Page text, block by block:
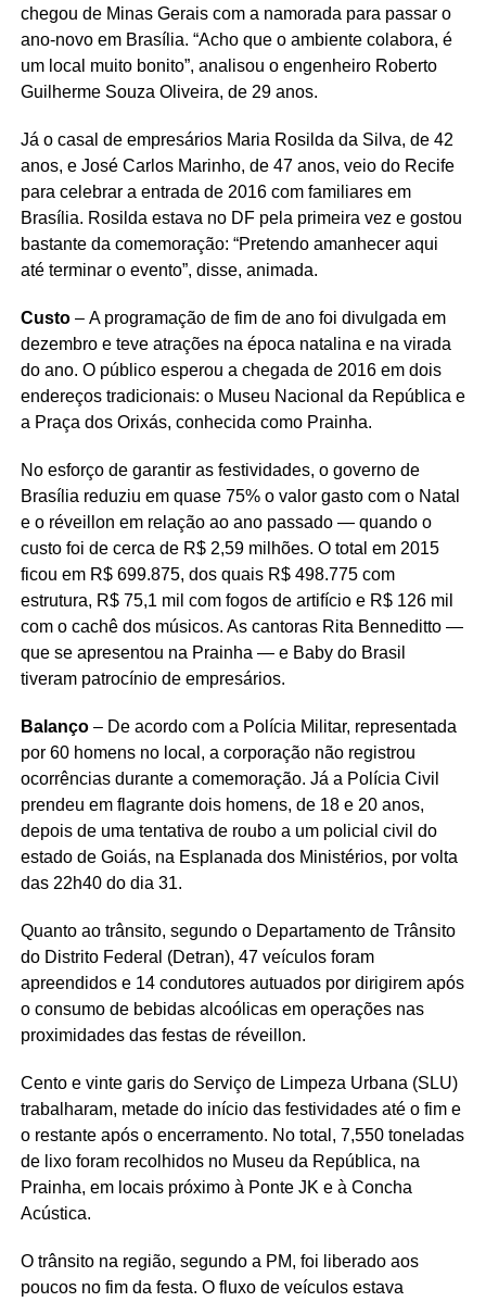
chegou de Minas Gerais com a namorada para passar o
ano-novo em Brasília. “Acho que o ambiente colabora, é
um local muito bonito”, analisou o engenheiro Roberto
Guilherme Souza Oliveira, de 29 anos.
Já o casal de empresários Maria Rosilda da Silva, de 42
anos, e José Carlos Marinho, de 47 anos, veio do Recife
para celebrar a entrada de 2016 com familiares em
Brasília. Rosilda estava no DF pela primeira vez e gostou
bastante da comemoração: “Pretendo amanhecer aqui
até terminar o evento”, disse, animada.
Custo– A programação de fim de ano foi divulgada em
dezembro e teve atrações na época natalina e na virada
do ano. O público esperou a chegada de 2016 em dois
endereços tradicionais: o Museu Nacional da República e
a Praça dos Orixás, conhecida como Prainha.
No esforço de garantir as festividades, o governo de
Brasília reduziu em quase 75% o valor gasto com o Natal
e o réveillon em relação ao ano passado — quando o
custo foi de cerca de R$ 2,59 milhões. O total em 2015
ficou em R$ 699.875, dos quais R$ 498.775 com
estrutura, R$ 75,1 mil com fogos de artifício e R$ 126 mil
com o cachê dos músicos. As cantoras Rita Benneditto —
que se apresentou na Prainha — e Baby do Brasil
tiveram patrocínio de empresários.
Balanço– De acordo com a Polícia Militar, representada
por 60 homens no local, a corporação não registrou
ocorrências durante a comemoração. Já a Polícia Civil
prendeu em flagrante dois homens, de 18 e 20 anos,
depois de uma tentativa de roubo a um policial civil do
estado de Goiás, na Esplanada dos Ministérios, por volta
das 22h40 do dia 31.
Quanto ao trânsito, segundo o Departamento de Trânsito
do Distrito Federal (Detran), 47 veículos foram
apreendidos e 14 condutores autuados por dirigirem após
o consumo de bebidas alcoólicas em operações nas
proximidades das festas de réveillon.
Cento e vinte garis do Serviço de Limpeza Urbana (SLU)
trabalharam, metade do início das festividades até o fim e
o restante após o encerramento. No total, 7,550 toneladas
de lixo foram recolhidos no Museu da República, na
Prainha, em locais próximo à Ponte JK e à Concha
Acústica.
O trânsito na região, segundo a PM, foi liberado aos
poucos no fim da festa. O fluxo de veículos estava